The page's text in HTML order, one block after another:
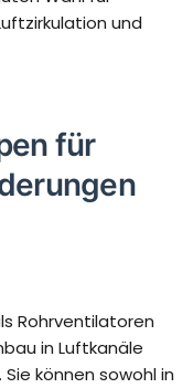
und
für
Rohrventilatoren
in Luftkanäle
können sowohl in